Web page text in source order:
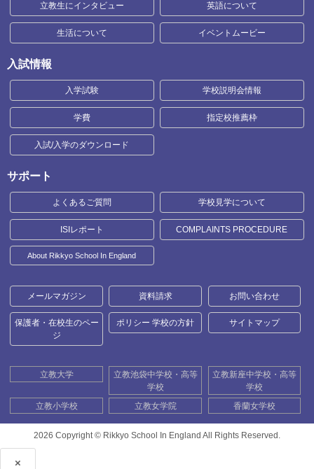
立教生にインタビュー 英語について
生活について イベントムービー
入試情報
入学試験 学校説明会情報
学費 指定校推薦枠
入試/入学のダウンロード
サポート
よくあるご質問 学校見学について
ISIレポート COMPLAINTS PROCEDURE
About Rikkyo School In England
メールマガジン 資料請求 お問い合わせ
保護者・在校生のペー
ジ
ポリシー 学校の方針 サイトマップ
立教大学
立教池袋中学校・高等
学校
立教新座中学校・高等
学校
立教小学校
立教女学院 香蘭女学校
2026 Copyright © Rikkyo School In England All Rights Reserved.
×